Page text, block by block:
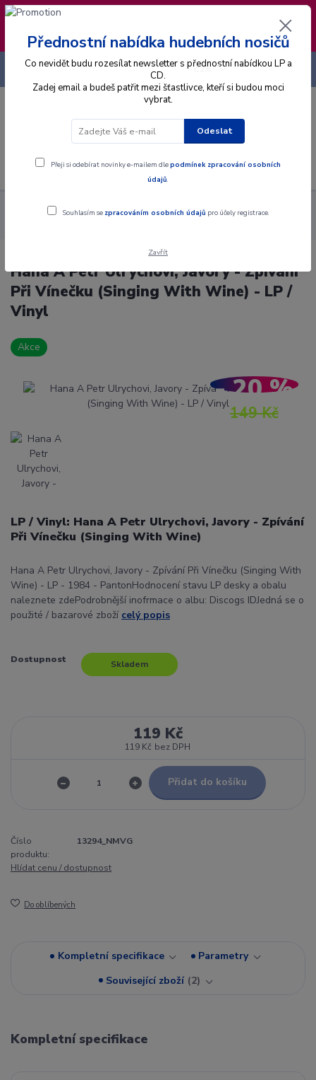
❣️ Od 4.8. do 13.8. čerpám dovolenou. Datum
expedice objednávek se posouvá na pátek
14.8.2026 🐋
Menu
CZK
+420 725 736 293
Alba Gramodesky
Hana A Petr Ulrychovi, Javory - Zpívání Při
Hana A Petr Ulrychovi, Javory - Zpívání
Při Vínečku (Singing With Wine) - LP /
Vinyl
Akce
149 Kč
- 20 %
LP / Vinyl: Hana A Petr Ulrychovi, Javory - Zpívání
Při Vínečku (Singing With Wine)
Hana A Petr Ulrychovi, Javory - Zpívání Při Vínečku (Singing With
Wine) - LP - 1984 - PantonHodnocení stavu LP desky a obalu
naleznete zdePodrobnější inofrmace o albu: Discogs IDJedná se o
použité / bazarové zboží celý popis
Dostupnost Skladem
119 Kč
119 Kč bez DPH
Přidat do košíku
Číslo
produktu:
13294_NMVG
Hlídat cenu / dostupnost
Do oblíbených
Kompletní specifikace
Parametry
Související zboží 2
Kompletní specifikace
Přednostní nabídka hudebních nosičů
Co nevidět budu rozesílat newsletter s přednostní nabídkou LP a
CD.
Zadej email a budeš patřit mezi šťastlivce, kteří si budou moci
vybrat.
Odeslat
Přeji si odebírat novinky e-mailem dlepodmínek zpracování osobních
údajů.
Souhlasím se zpracováním osobních údajů pro účely registrace.
Zavřít